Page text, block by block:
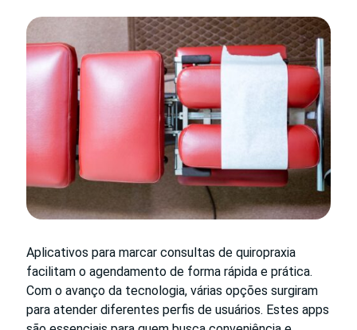
Aplicativos para marcar consultas de quiropraxia
facilitam o agendamento de forma rápida e prática.
Com o avanço da tecnologia, várias opções surgiram
para atender diferentes perfis de usuários. Estes apps